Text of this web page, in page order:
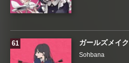
ガールズメイ
Sohbana